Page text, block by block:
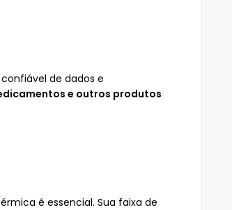
de dados e
e outros produtos
é essencial. Sua faixa de